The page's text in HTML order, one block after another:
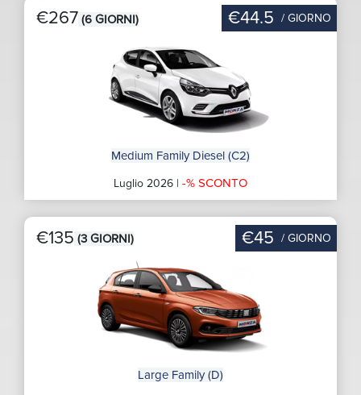
€267 (6 GIORNI) €44.5 / GIORNO
Medium Family Diesel (C2)
Luglio 2026 | -% SCONTO
€135 (3 GIORNI) €45 / GIORNO
Large Family (D)